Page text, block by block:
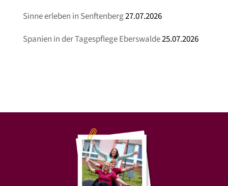
Sinne erleben in Senftenberg27.07.2026
Spanien in der Tagespflege Eberswalde25.07.2026